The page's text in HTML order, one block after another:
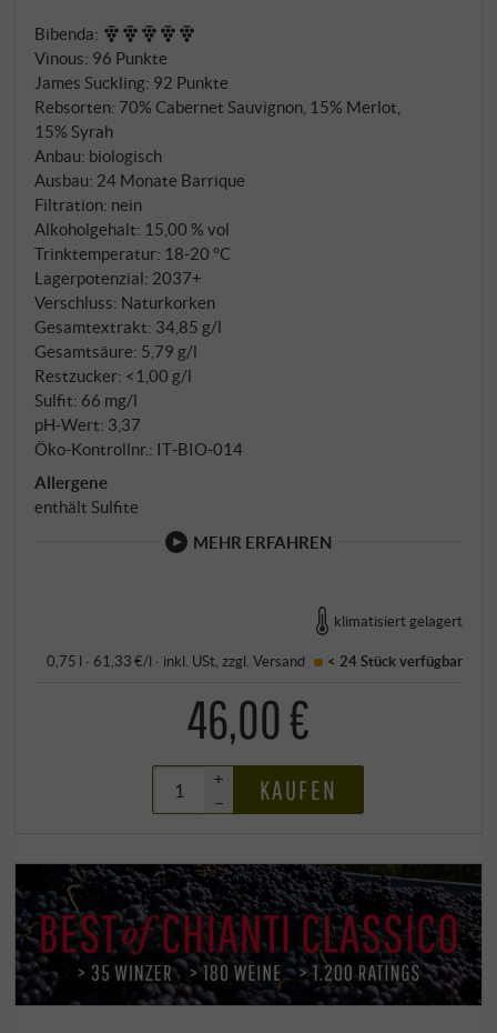
15% Syrah und 15% Merlot beweist eindrucksvoll
die Überzeugung der Orsinis: dass sich das
einzigartige Zusammenspiel aus Boden und Klima in
jedem Wein zeigt, unabhängig von der Rebsorte. Die
Trauben stammen aus den ältesten Weinbergen des
Gutes, wo eine extreme Stockdichte von 9.000
Reben pro Hektar für natürliche Konkurrenz sorgt
und jede Pflanze nicht mehr als 500 Gramm Trauben
hervorbringt. Diese Konzentration spiegelt sich auch
in der besonderen Qualität des Jahrgangs wider. Die
Vinifikation erfolgt nach traditionellen Methoden:
Spontane Gärung mit wilden Hefen in 500-Liter-
Eichenfässern, die als kleine offene Gärbottiche
fungieren und regelmäßige Hand-Pressung
ermöglichen. Nach der Gärung reift der Wein ca. 24
Monate in französischen Barriques, gefolgt von
mindestens zwölf Monaten Flaschenreife.
Bibenda:
Vinous: 96 Punkte
James Suckling: 92 Punkte
Rebsorten: 70% Cabernet Sauvignon, 15% Merlot,
15% Syrah
Anbau: biologisch
Ausbau: 24 Monate Barrique
Filtration: nein
Alkoholgehalt: 15,00 % vol
Trinktemperatur: 18‑20 °C
Lagerpotenzial: 2037+
Verschluss: Naturkorken
Gesamtextrakt: 34,85 g/l
Gesamtsäure: 5,79 g/l
Restzucker: <1,00 g/l
Sulfit: 66 mg/l
pH-Wert: 3,37
Öko-Kontrollnr.: IT‑BIO‑014
Allergene
enthält Sulfite
MEHR ERFAHREN
klimatisiert gelagert
0,75 l · 61,33 €/l · inkl. USt, zzgl.Versand < 24 Stückverfügbar
46,00 €
+
–
KAUFEN